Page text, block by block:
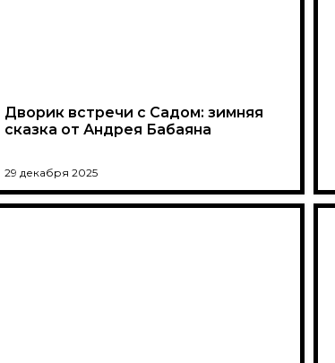
Дворик встречи с Садом: зимняя
сказка от Андрея Бабаяна
29 декабря 2025